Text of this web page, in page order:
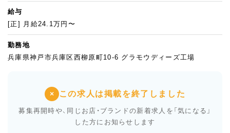
給与
[正] 月給24.1万円〜
勤務地
兵庫県神戸市兵庫区西柳原町10-6 グラモウディーズ工場
× この求人は掲載を終了しました
募集再開時や、同じお店・ブランドの新着求人を 「気になる」
した方にお知らせします